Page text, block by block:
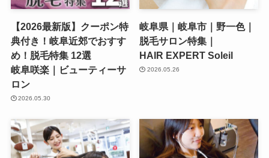
【2026最新版】クーポン特
典付き！岐阜近郊でおすす
め！脱毛特集 12選
岐阜咲楽｜ビューティーサ
ロン
2026.05.30
岐阜県｜岐阜市｜野一色｜
脱毛サロン特集｜
HAIR EXPERT Soleil
2026.05.26